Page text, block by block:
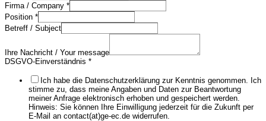
Firma / Company *
Position *
Betreff / Subject
Ihre Nachricht / Your message
DSGVO-Einverständnis *
Ich habe die Datenschutzerklärung zur Kenntnis genommen. Ich
stimme zu, dass meine Angaben und Daten zur Beantwortung
meiner Anfrage elektronisch erhoben und gespeichert werden.
Hinweis: Sie können Ihre Einwilligung jederzeit für die Zukunft per
E-Mail an contact(at)ge-ec.de widerrufen.